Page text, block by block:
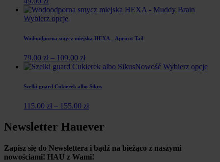
Wybierz opcje
Wodoodporna smycz miejska HEXA – Apricot Tail
79.00 zł – 109.00 zł
Nowość Wybierz opcje
Szelki guard Cukierek albo Sikus
115.00 zł – 155.00 zł
Newsletter Hauever
Zapisz się do Newslettera i bądź na bieżąco z naszymi
nowościami! HAU z Wami!